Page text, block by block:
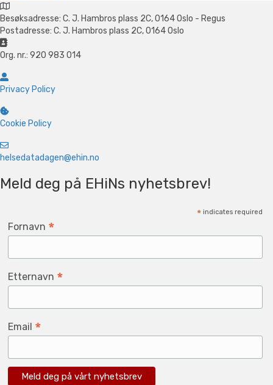
navigation
Besøksadresse: C. J. Hambros plass 2C, 0164 Oslo - Regus
Postadresse: C. J. Hambros plass 2C, 0164 Oslo
Org. nr.: 920 983 014
Privacy Policy
Cookie Policy
helsedatadagen@ehin.no
Meld deg på EHiNs nyhetsbrev!
*indicates required
Fornavn *
Etternavn *
Email *